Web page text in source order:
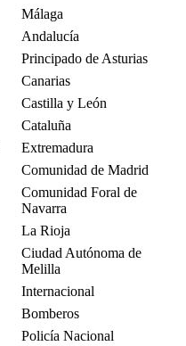
Málaga
Andalucía
Principado de Asturias
Canarias
Castilla y León
Cataluña
Extremadura
Comunidad de Madrid
Comunidad Foral de
Navarra
La Rioja
Ciudad Autónoma de
Melilla
Internacional
Bomberos
Policía Nacional